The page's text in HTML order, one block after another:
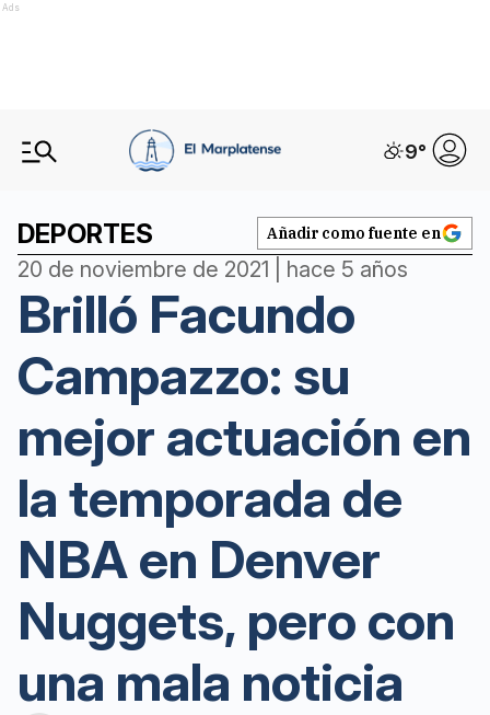
Ads
9°
DEPORTES Añadir como fuente en
20 de noviembre de 2021 | hace 5 años
Brilló Facundo
Campazzo: su
mejor actuación en
la temporada de
NBA en Denver
Nuggets, pero con
una mala noticia